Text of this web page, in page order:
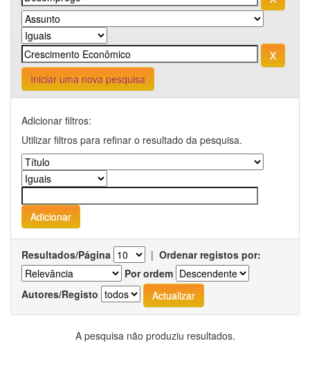
Iniciar uma nova pesquisa
Adicionar filtros:
Utilizar filtros para refinar o resultado da pesquisa.
Resultados/Página | Ordenar registos por:
Por ordem
Autores/Registo
A pesquisa não produziu resultados.